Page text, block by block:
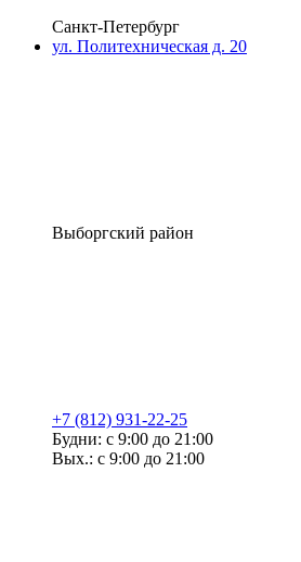
Санкт-Петербург
ул. Политехническая д. 20
Выборгский район
+7 (812) 931-22-25
Будни: с 9:00 до 21:00
Вых.: с 9:00 до 21:00